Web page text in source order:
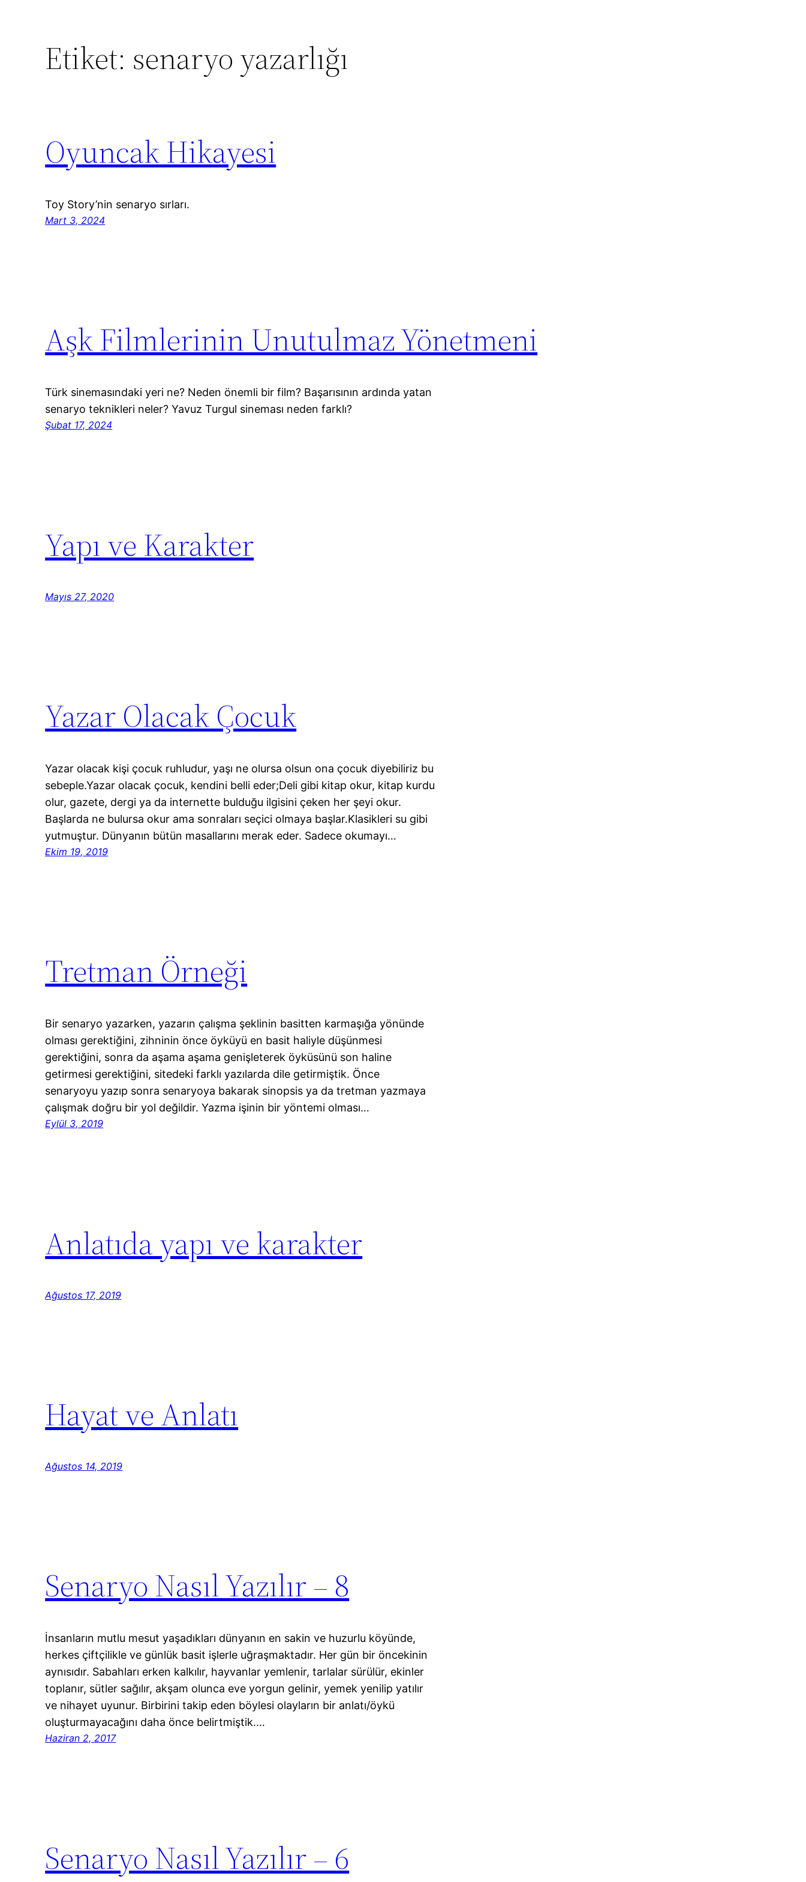
Etiket: senaryo yazarlığı
Oyuncak Hikayesi
Toy Story’nin senaryo sırları.
Mart 3, 2024
Aşk Filmlerinin Unutulmaz Yönetmeni
Türk sinemasındaki yeri ne? Neden önemli bir film? Başarısının ardında yatan
senaryo teknikleri neler? Yavuz Turgul sineması neden farklı?
Şubat 17, 2024
Yapı ve Karakter
Mayıs 27, 2020
Yazar Olacak Çocuk
Yazar olacak kişi çocuk ruhludur, yaşı ne olursa olsun ona çocuk diyebiliriz bu
sebeple.Yazar olacak çocuk, kendini belli eder;Deli gibi kitap okur, kitap kurdu
olur, gazete, dergi ya da internette bulduğu ilgisini çeken her şeyi okur.
Başlarda ne bulursa okur ama sonraları seçici olmaya başlar.Klasikleri su gibi
yutmuştur. Dünyanın bütün masallarını merak eder. Sadece okumayı…
Ekim 19, 2019
Tretman Örneği
Bir senaryo yazarken, yazarın çalışma şeklinin basitten karmaşığa yönünde
olması gerektiğini, zihninin önce öyküyü en basit haliyle düşünmesi
gerektiğini, sonra da aşama aşama genişleterek öyküsünü son haline
getirmesi gerektiğini, sitedeki farklı yazılarda dile getirmiştik. Önce
senaryoyu yazıp sonra senaryoya bakarak sinopsis ya da tretman yazmaya
çalışmak doğru bir yol değildir. Yazma işinin bir yöntemi olması…
Eylül 3, 2019
Anlatıda yapı ve karakter
Ağustos 17, 2019
Hayat ve Anlatı
Ağustos 14, 2019
Senaryo Nasıl Yazılır – 8
İnsanların mutlu mesut yaşadıkları dünyanın en sakin ve huzurlu köyünde,
herkes çiftçilikle ve günlük basit işlerle uğraşmaktadır. Her gün bir öncekinin
aynısıdır. Sabahları erken kalkılır, hayvanlar yemlenir, tarlalar sürülür, ekinler
toplanır, sütler sağılır, akşam olunca eve yorgun gelinir, yemek yenilip yatılır
ve nihayet uyunur. Birbirini takip eden böylesi olayların bir anlatı/öykü
oluşturmayacağını daha önce belirtmiştik.…
Haziran 2, 2017
Senaryo Nasıl Yazılır – 6